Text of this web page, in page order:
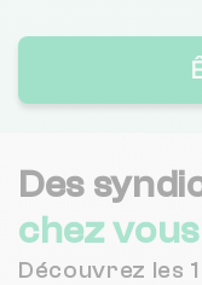
Des
chez vous
Découvrez les